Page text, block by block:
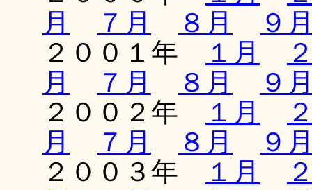
月
７月 ８月
９
２００１年
１月
月
７月 ８月
９
２００２年
１月
月
７月 ８月
９
２００３年
１月